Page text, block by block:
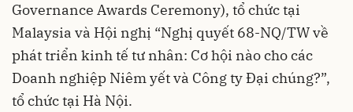
Governance Awards Ceremony), tổ chức tại
Malaysia và Hội nghị “Nghị quyết 68-NQ/TW về
phát triển kinh tế tư nhân: Cơ hội nào cho các
Doanh nghiệp Niêm yết và Công ty Đại chúng?”,
tổ chức tại Hà Nội.